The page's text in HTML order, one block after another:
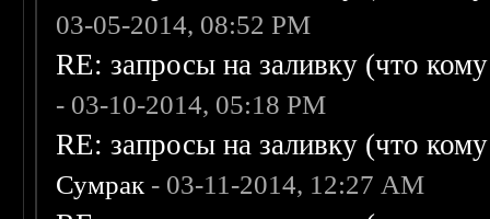
03-05-2014, 08:52 PM
RE: запросы на заливку (что
- 03-10-2014, 05:18 PM
RE: запросы на заливку (что
Сумрак - 03-11-2014, 12:27 AM